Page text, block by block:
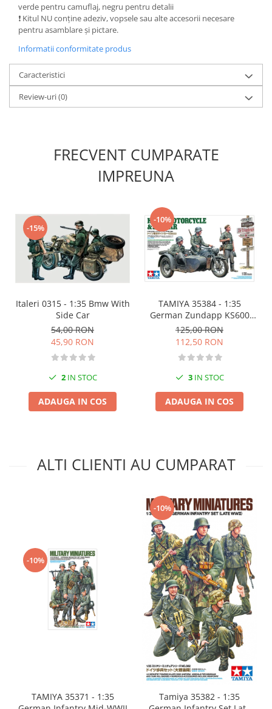
Solutii Weathering
Accesorii diorama
Vegetatie
Décor
Sol Diorama
Materiale pentru sol
Accesorii pictura The Army Painter
Spray
Speedpaint Markers
Accesorii pictura
Gaahleri
Markere Metalice
verde pentru camuflaj, negru pentru detalii
❗ Kitul NU conține adeziv, vopsele sau alte accesorii necesare
pentru asamblare și pictare.
Informatii conformitate produs
Caracteristici
Review-uri(0)
FRECVENT CUMPARATE
IMPREUNA
-15%
Italeri 0315 - 1:35 Bmw With
Side Car
54,00 RON
45,90 RON
2IN STOC
ADAUGA IN COS
-10%
TAMIYA 35384 - 1:35
German Zundapp KS600
Motorcycle and Sidecar
125,00 RON
112,50 RON
3IN STOC
ADAUGA IN COS
ALTI CLIENTI AU CUMPARAT
-10%
TAMIYA 35371 - 1:35
-10%
Tamiya 35382 - 1:35